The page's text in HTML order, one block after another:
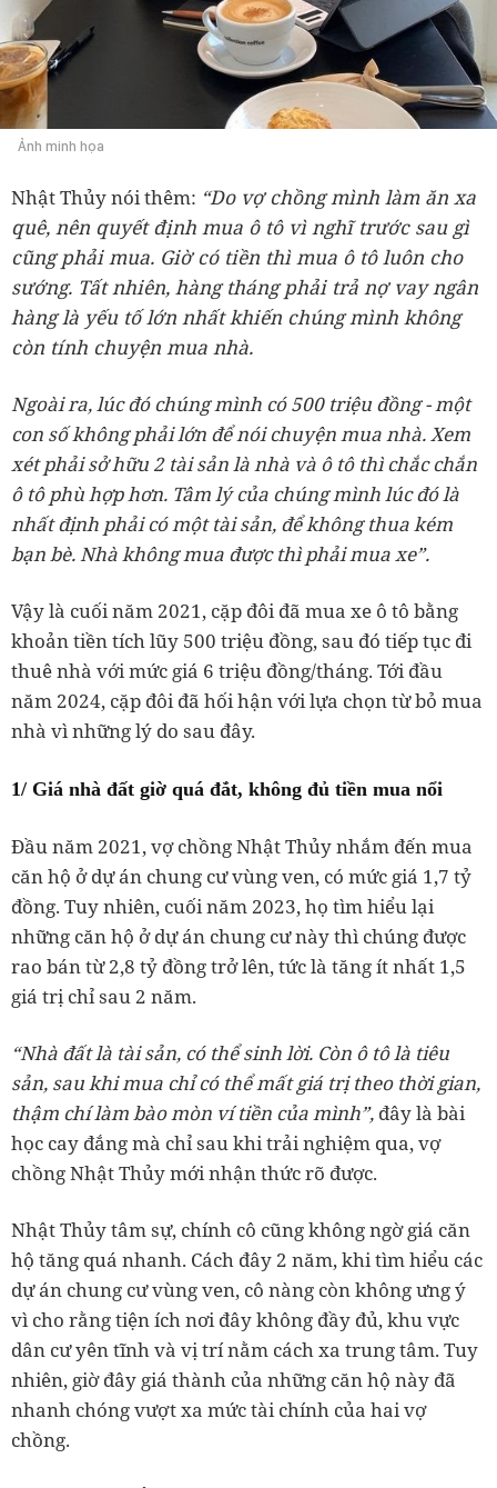
Ảnh minh họa
Nhật Thủy nói thêm: “Do vợ chồng mình làm ăn xa
quê, nên quyết định mua ô tô vì nghĩ trước sau gì
cũng phải mua. Giờ có tiền thì mua ô tô luôn cho
sướng. Tất nhiên, hàng tháng phải trả nợ vay ngân
hàng là yếu tố lớn nhất khiến chúng mình không
còn tính chuyện mua nhà.
Ngoài ra, lúc đó chúng mình có 500 triệu đồng - một
con số không phải lớn để nói chuyện mua nhà. Xem
xét phải sở hữu 2 tài sản là nhà và ô tô thì chắc chắn
ô tô phù hợp hơn. Tâm lý của chúng mình lúc đó là
nhất định phải có một tài sản, để không thua kém
bạn bè. Nhà không mua được thì phải mua xe”.
Vậy là cuối năm 2021, cặp đôi đã mua xe ô tô bằng
khoản tiền tích lũy 500 triệu đồng, sau đó tiếp tục đi
thuê nhà với mức giá 6 triệu đồng/tháng. Tới đầu
năm 2024, cặp đôi đã hối hận với lựa chọn từ bỏ mua
nhà vì những lý do sau đây.
1/ Giá nhà đất giờ quá đắt, không đủ tiền mua nổi
Đầu năm 2021, vợ chồng Nhật Thủy nhắm đến mua
căn hộ ở dự án chung cư vùng ven, có mức giá 1,7 tỷ
đồng. Tuy nhiên, cuối năm 2023, họ tìm hiểu lại
những căn hộ ở dự án chung cư này thì chúng được
rao bán từ 2,8 tỷ đồng trở lên, tức là tăng ít nhất 1,5
giá trị chỉ sau 2 năm.
“Nhà đất là tài sản, có thể sinh lời. Còn ô tô là tiêu
sản, sau khi mua chỉ có thể mất giá trị theo thời gian,
thậm chí làm bào mòn ví tiền của mình”, đây là bài
học cay đắng mà chỉ sau khi trải nghiệm qua, vợ
chồng Nhật Thủy mới nhận thức rõ được.
Nhật Thủy tâm sự, chính cô cũng không ngờ giá căn
hộ tăng quá nhanh. Cách đây 2 năm, khi tìm hiểu các
dự án chung cư vùng ven, cô nàng còn không ưng ý
vì cho rằng tiện ích nơi đây không đầy đủ, khu vực
dân cư yên tĩnh và vị trí nằm cách xa trung tâm. Tuy
nhiên, giờ đây giá thành của những căn hộ này đã
nhanh chóng vượt xa mức tài chính của hai vợ
chồng.